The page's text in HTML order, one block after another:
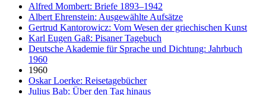
Alfred Mombert: Briefe 1893–1942
Albert Ehrenstein: Ausgewählte Aufsätze
Gertrud Kantorowicz: Vom Wesen der griechischen Kunst
Karl Eugen Gaß: Pisaner Tagebuch
Deutsche Akademie für Sprache und Dichtung: Jahrbuch
1960
1960
Oskar Loerke: Reisetagebücher
Julius Bab: Über den Tag hinaus